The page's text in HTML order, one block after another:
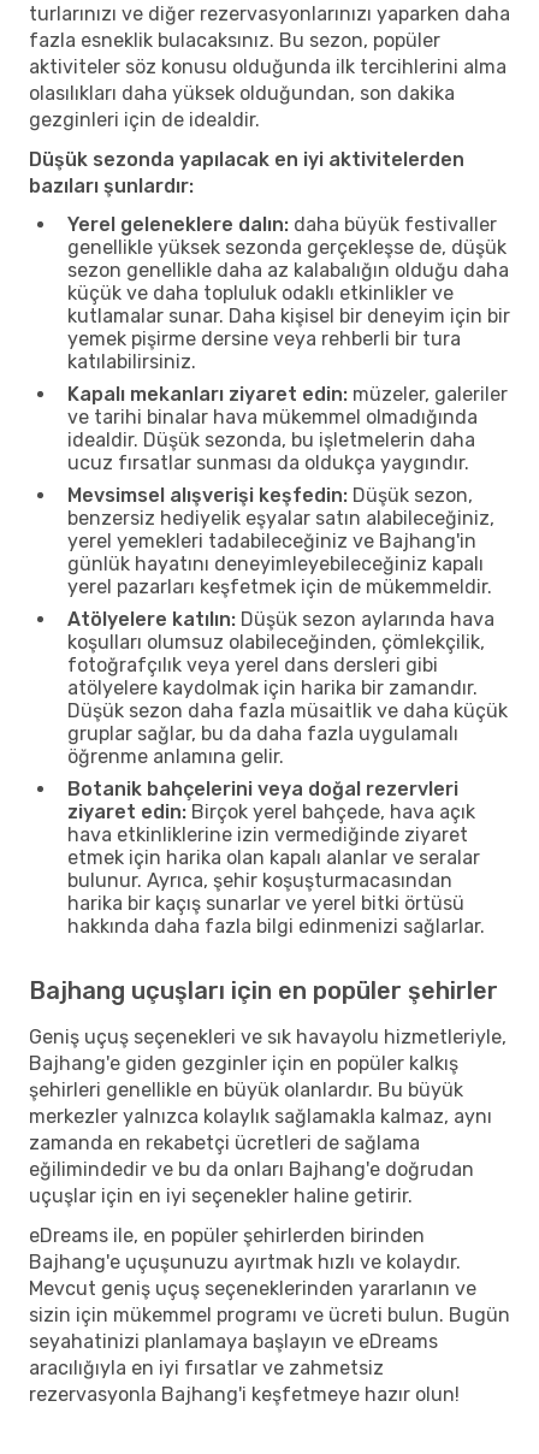
turlarınızı ve diğer rezervasyonlarınızı yaparken daha
fazla esneklik bulacaksınız. Bu sezon, popüler
aktiviteler söz konusu olduğunda ilk tercihlerini alma
olasılıkları daha yüksek olduğundan, son dakika
gezginleri için de idealdir.
Düşük sezonda yapılacak en iyi aktivitelerden
bazıları şunlardır:
Yerel geleneklere dalın: daha büyük festivaller
genellikle yüksek sezonda gerçekleşse de, düşük
sezon genellikle daha az kalabalığın olduğu daha
küçük ve daha topluluk odaklı etkinlikler ve
kutlamalar sunar. Daha kişisel bir deneyim için bir
yemek pişirme dersine veya rehberli bir tura
katılabilirsiniz.
Kapalı mekanları ziyaret edin: müzeler, galeriler
ve tarihi binalar hava mükemmel olmadığında
idealdir. Düşük sezonda, bu işletmelerin daha
ucuz fırsatlar sunması da oldukça yaygındır.
Mevsimsel alışverişi keşfedin: Düşük sezon,
benzersiz hediyelik eşyalar satın alabileceğiniz,
yerel yemekleri tadabileceğiniz ve Bajhang'in
günlük hayatını deneyimleyebileceğiniz kapalı
yerel pazarları keşfetmek için de mükemmeldir.
Atölyelere katılın: Düşük sezon aylarında hava
koşulları olumsuz olabileceğinden, çömlekçilik,
fotoğrafçılık veya yerel dans dersleri gibi
atölyelere kaydolmak için harika bir zamandır.
Düşük sezon daha fazla müsaitlik ve daha küçük
gruplar sağlar, bu da daha fazla uygulamalı
öğrenme anlamına gelir.
Botanik bahçelerini veya doğal rezervleri
ziyaret edin: Birçok yerel bahçede, hava açık
hava etkinliklerine izin vermediğinde ziyaret
etmek için harika olan kapalı alanlar ve seralar
bulunur. Ayrıca, şehir koşuşturmacasından
harika bir kaçış sunarlar ve yerel bitki örtüsü
hakkında daha fazla bilgi edinmenizi sağlarlar.
Bajhang uçuşları için en popüler şehirler
Geniş uçuş seçenekleri ve sık havayolu hizmetleriyle,
Bajhang'e giden gezginler için en popüler kalkış
şehirleri genellikle en büyük olanlardır. Bu büyük
merkezler yalnızca kolaylık sağlamakla kalmaz, aynı
zamanda en rekabetçi ücretleri de sağlama
eğilimindedir ve bu da onları Bajhang'e doğrudan
uçuşlar için en iyi seçenekler haline getirir.
eDreams ile, en popüler şehirlerden birinden
Bajhang'e uçuşunuzu ayırtmak hızlı ve kolaydır.
Mevcut geniş uçuş seçeneklerinden yararlanın ve
sizin için mükemmel programı ve ücreti bulun. Bugün
seyahatinizi planlamaya başlayın ve eDreams
aracılığıyla en iyi fırsatlar ve zahmetsiz
rezervasyonla Bajhang'i keşfetmeye hazır olun!